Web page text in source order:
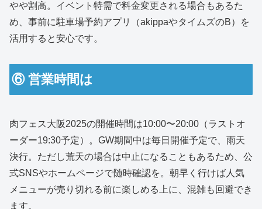
やや割高。イベント特需で料金変更される場合もあるた
め、事前に駐車場予約アプリ（akippaやタイムズのB）を
活用すると安心です。
⑥ 営業時間は
肉フェス大阪2025の開催時間は10:00〜20:00（ラストオ
ーダー19:30予定）。GW期間中は毎日開催予定で、雨天
決行。ただし荒天の場合は中止になることもあるため、公
式SNSやホームページで随時確認を。朝早く行けば人気
メニューが売り切れる前に楽しめる上に、混雑も回避でき
ます。